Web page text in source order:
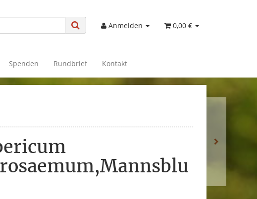
Anmelden 0,00 €
Spenden Rundbrief Kontakt